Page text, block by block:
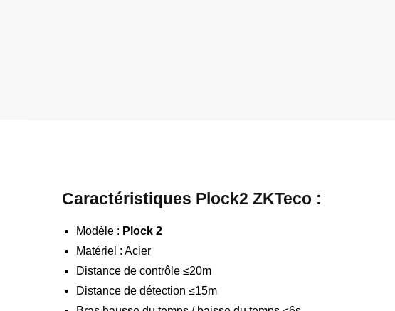
Caractéristiques Plock2 ZKTeco :
Modèle : Plock 2
Matériel : Acier
Distance de contrôle ≤20m
Distance de détection ≤15m